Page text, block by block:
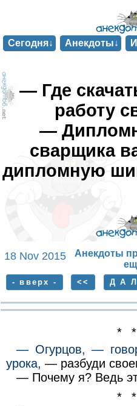
Сегодня↓ Анекдоты↓
— Где
работу
—
сварщика
дипломную
18 Nov 2015
Анекдоты
- вверх - << Д А
*
— Огурцов, —
урока, — разбуди
— Почему я? Ведь
*